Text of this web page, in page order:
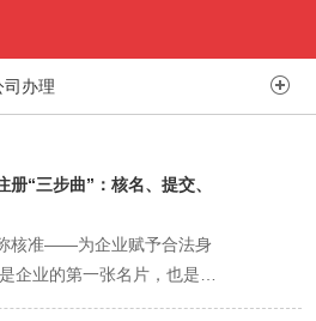
司办理 
册“三步曲”：核名、提交、
核准——为企业赋予合法身
企业的第一张名片，也是工
。 核心规则： 标准格式为